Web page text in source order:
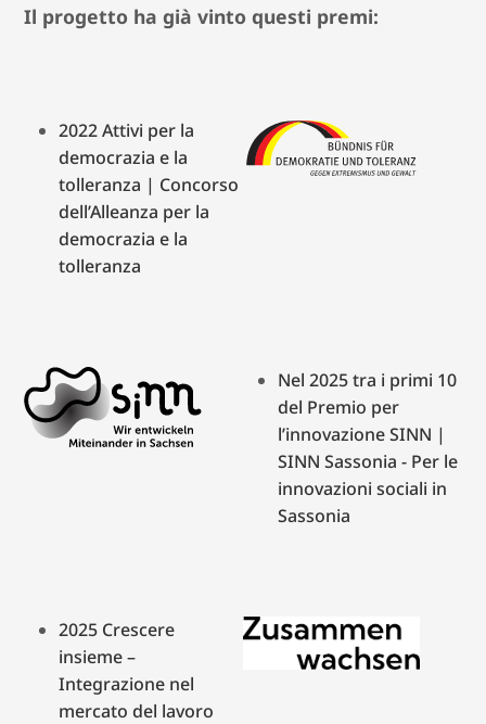
Il progetto ha già vinto questi premi:
2022 Attivi per la
democrazia e la
tolleranza | Concorso
dell’Alleanza per la
democrazia e la
tolleranza
Nel 2025 tra i primi 10
del Premio per
l’innovazione SINN |
SINN Sassonia - Per le
innovazioni sociali in
Sassonia
2025 Crescere
insieme –
Integrazione nel
mercato del lavoro